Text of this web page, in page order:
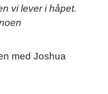
vi lever i håpet.
med Joshua